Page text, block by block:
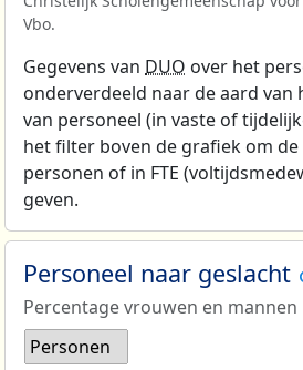
Vbo.
Gegevens van DUO over het
onderverdeeld naar de aard van
van personeel (in vaste of
het filter boven de grafiek om de
personen of in FTE
geven.
Personeel naar geslacht
Percentage vrouwen en
Personen